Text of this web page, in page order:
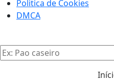
Politica de Cookies
DMCA